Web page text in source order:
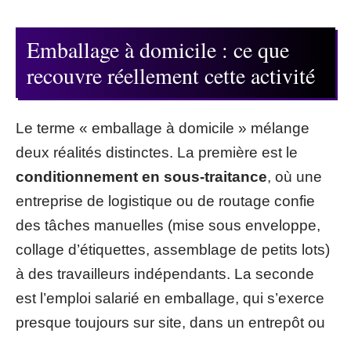
Emballage à domicile : ce que
recouvre réellement cette activité
Le terme « emballage à domicile » mélange
deux réalités distinctes. La première est le
conditionnement en sous-traitance, où une
entreprise de logistique ou de routage confie
des tâches manuelles (mise sous enveloppe,
collage d’étiquettes, assemblage de petits lots)
à des travailleurs indépendants. La seconde
est l’emploi salarié en emballage, qui s’exerce
presque toujours sur site, dans un entrepôt ou